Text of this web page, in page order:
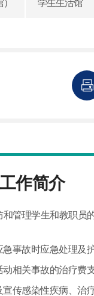
学生生活馆
作简介
和管理学生和教职员
急事故时应急处理及
动相关事故的治疗费
宣传感染性疾病、治